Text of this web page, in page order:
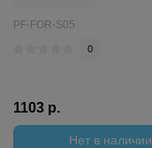
PF-FOR-S05
0
1103 р.
Нет в наличии